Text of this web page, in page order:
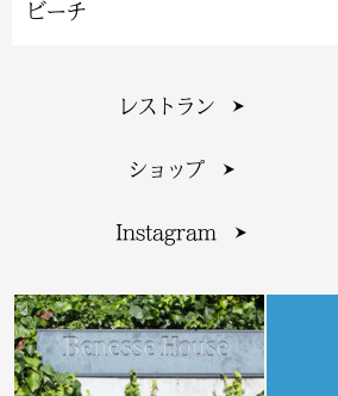
ビーチ
レストラン
ショップ
Instagram